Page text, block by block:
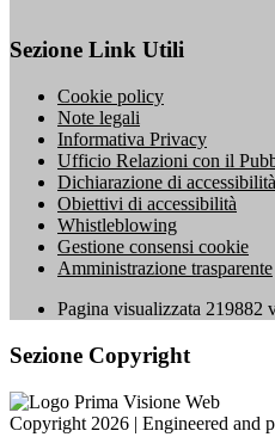
Sezione Link Utili
Cookie policy
Note legali
Informativa Privacy
Ufficio Relazioni con il
Dichiarazione di accessibilità
Obiettivi di accessibilità
Whistleblowing
Gestione consensi cookie
Amministrazione trasparente
Pagina visualizzata 219882
Sezione Copyright
Copyright 2026 | Engineered and